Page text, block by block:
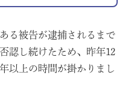
る被告が逮捕されるまで
認し続けたため、昨年12
以上の時間が掛かりまし